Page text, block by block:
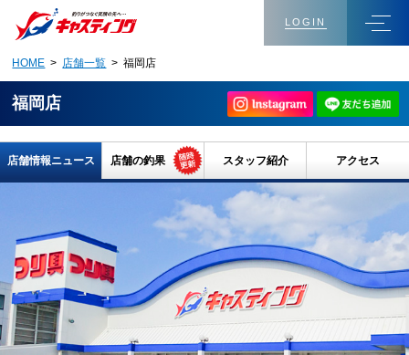
LOGIN
HOME > 店舗一覧 > 福岡店
福岡店
店舗情報ニュース 店舗の釣果 スタッフ紹介 アクセス